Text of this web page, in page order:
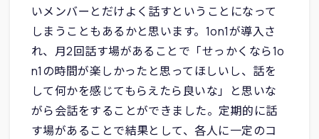
いメンバーとだけよく話すということになって
しまうこともあるかと思います。1on1が導入さ
れ、月2回話す場があることで「せっかくなら1o
n1の時間が楽しかったと思ってほしいし、話を
して何かを感じてもらえたら良いな」と思いな
がら会話をすることができました。定期的に話
す場があることで結果として、各人に一定のコ